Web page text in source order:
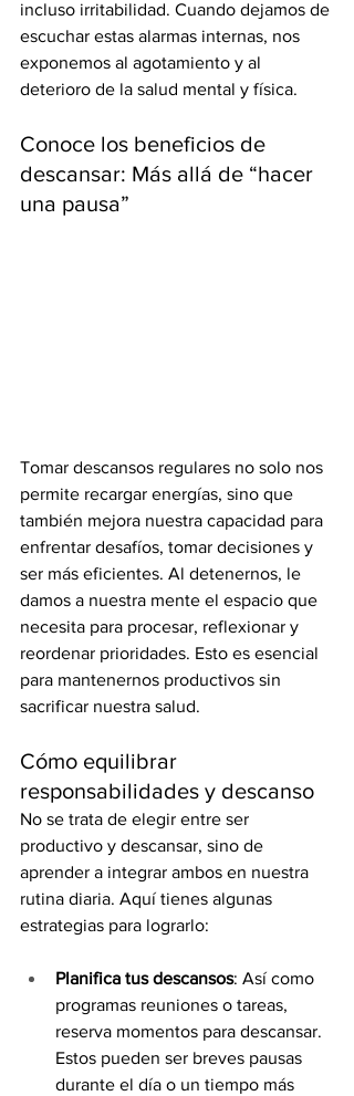
incluso irritabilidad. Cuando dejamos de
escuchar estas alarmas internas, nos
exponemos al agotamiento y al
deterioro de la salud mental y física.
Conoce los beneficios de
descansar: Más allá de “hacer
una pausa”
Tomar descansos regulares no solo nos
permite recargar energías, sino que
también mejora nuestra capacidad para
enfrentar desafíos, tomar decisiones y
ser más eficientes. Al detenernos, le
damos a nuestra mente el espacio que
necesita para procesar, reflexionar y
reordenar prioridades. Esto es esencial
para mantenernos productivos sin
sacrificar nuestra salud.
Cómo equilibrar
responsabilidades y descanso
No se trata de elegir entre ser
productivo y descansar, sino de
aprender a integrar ambos en nuestra
rutina diaria. Aquí tienes algunas
estrategias para lograrlo:
Planifica tus descansos: Así como
programas reuniones o tareas,
reserva momentos para descansar.
Estos pueden ser breves pausas
durante el día o un tiempo más